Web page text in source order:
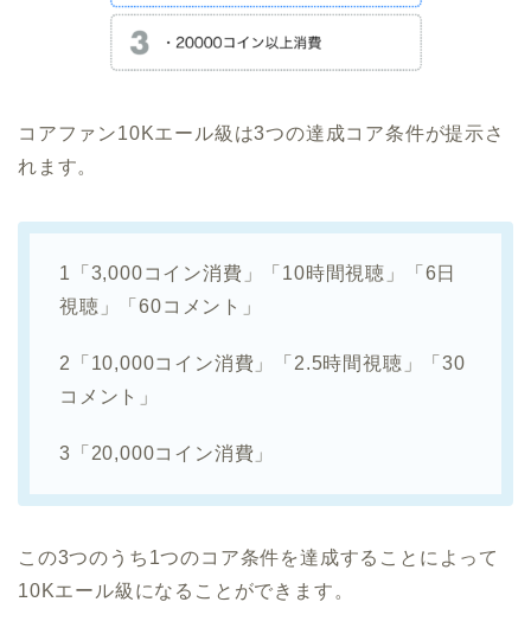
コアファン10Kエール級は3つの達成コア条件が提示さ
れます。
1「3,000コイン消費」「10時間視聴」「6日
視聴」「60コメント」
2「10,000コイン消費」「2.5時間視聴」「30
コメント」
3「20,000コイン消費」
この3つのうち1つのコア条件を達成することによって
10Kエール級になることができます。